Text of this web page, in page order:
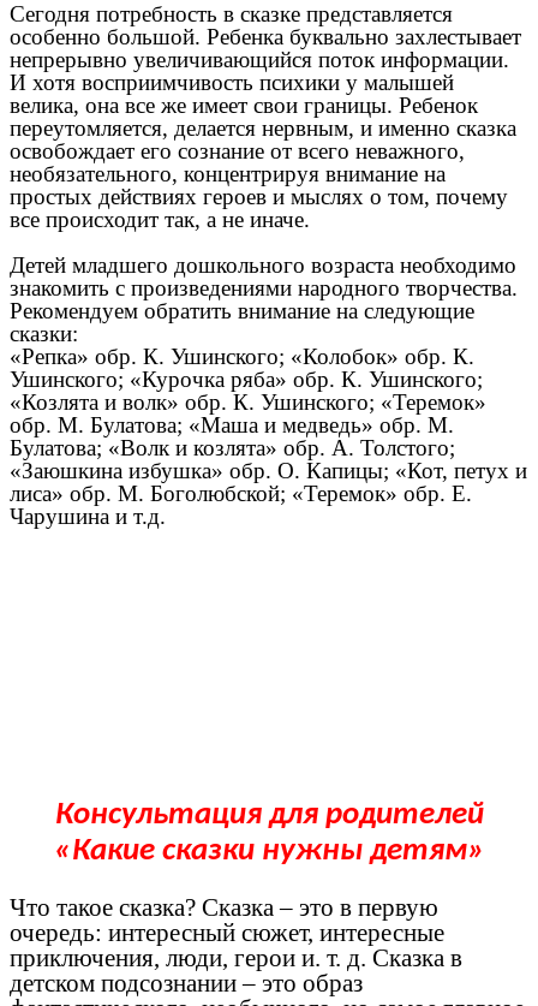
Сегодня потребность в сказке представляется
особенно большой. Ребенка буквально захлестывает
непрерывно увеличивающийся поток информации.
И хотя восприимчивость психики у малышей
велика, она все же имеет свои границы. Ребенок
переутомляется, делается нервным, и именно сказка
освобождает его сознание от всего неважного,
необязательного, концентрируя внимание на
простых действиях героев и мыслях о том, почему
все происходит так, а не иначе.
Детей младшего дошкольного возраста необходимо
знакомить с произведениями народного творчества.
Рекомендуем обратить внимание на следующие
сказки:
«Репка» обр. К. Ушинского; «Колобок» обр. К.
Ушинского; «Курочка ряба» обр. К. Ушинского;
«Козлята и волк» обр. К. Ушинского; «Теремок»
обр. М. Булатова; «Маша и медведь» обр. М.
Булатова; «Волк и козлята» обр. А. Толстого;
«Заюшкина избушка» обр. О. Капицы; «Кот, петух и
лиса» обр. М. Боголюбской; «Теремок» обр. Е.
Чарушина и т.д.
Консультация для родителей
«Какие сказки нужны детям»
Что такое сказка? Сказка – это в первую
очередь: интересный сюжет, интересные
приключения, люди, герои и. т. д. Сказка в
детском подсознании – это образ